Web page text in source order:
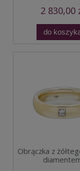
2 830,00
do
Obrączka z